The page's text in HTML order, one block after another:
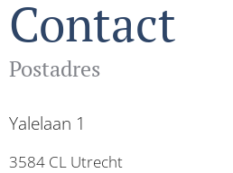
Contact
Postadres
Yalelaan 1
3584 CL Utrecht